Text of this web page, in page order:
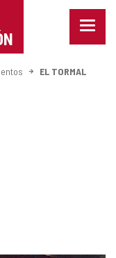
Menu
EL TORMAL